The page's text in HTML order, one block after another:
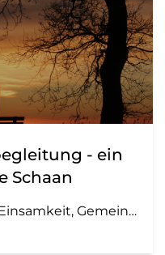
- ein
Schaan
Information, Sozialbegleitung